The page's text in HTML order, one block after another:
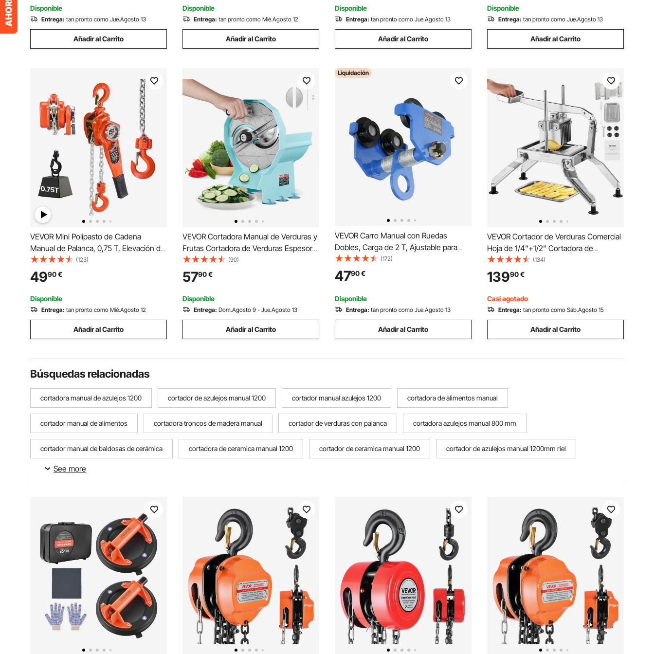
Verduras Fruta
Disponible
Entrega: tan pronto como Jue.Agosto 13
Añadir al Carrito
Rrectas y Curvas
Disponible
Entrega: tan pronto como Mié.Agosto 12
Añadir al Carrito
Piedra, Baldosas Ordinarias
Disponible
Entrega: tan pronto como Jue.Agosto 13
Añadir al Carrito
115 x 155 mm
Disponible
Entrega: tan pronto como Jue.Agosto 13
Añadir al Carrito
VEVOR Mini Polipasto de Cadena
Manual de Palanca, 0,75 T, Elevación de
6 m, con freno mecánico de doble
trinquete, ganchos giratorios 360°, para
almacén, construcción y garaje, 460 x
115 x 155 mm
(123)
4990€
Disponible
Entrega: tan pronto como Mié.Agosto 12
Añadir al Carrito
VEVOR Cortadora Manual de Verduras y
Frutas Cortadora de Verduras Espesor
Ajustable 0-12 mm Doble Puerto de
Alimentación Hoja de Acero Inoxidable
Máquina Rebanadora para Pepino,
Limón, Tomate
(90)
5790€
Disponible
Entrega: Dom.Agosto 9 - Jue.Agosto 13
Añadir al Carrito
Liquidación
VEVOR Carro Manual con Ruedas
Dobles, Carga de 2 T, Ajustable para
Ancho de Brida de Viga en I de 63,5-
177,8 mm, Polipasto de Garaje de Acero
de Aleación Resistente para Vigas en I
Rrectas y Curvas
(172)
4790€
Disponible
Entrega: tan pronto como Jue.Agosto 13
Añadir al Carrito
VEVOR Cortador de Verduras Comercial
Hoja de 1/4"+1/2" Cortadora de
verduras Manual de Acero Inoxidable
Cortador de Tomate con Pies
Antideslizantes para Cocinas,
Restaurantes, Hamburgueserías, Bares
(134)
13990€
Casi agotado
Entrega: tan pronto como Sáb.Agosto 15
Añadir al Carrito
Búsquedas relacionadas
cortadora manual de azulejos 1200 cortador de azulejos manual 1200 cortador manual azulejos 1200 cortadora de alimentos manual
cortador manual de alimentos cortadora troncos de madera manual cortador de verduras con palanca cortadora azulejos manual 800 mm
cortador manual de baldosas de cerámica cortadora de ceramica manual 1200 cortador de ceramica manual 1200 cortador de azulejos manual 1200mm riel
cortadora manual de baldosas de cerámica
See more